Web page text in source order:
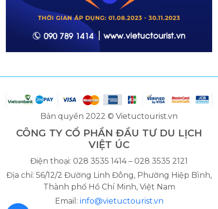
Bản quyền 2022 © Vietuctourist.vn
CÔNG TY CỔ PHẦN ĐẦU TƯ DU LỊCH
VIỆT ÚC
Điện thoại: 028 3535 1414 – 028 3535 2121
Địa chỉ: 56/12/2 Đường Linh Đông, Phường Hiệp Bình,
Thành phố Hồ Chí Minh, Việt Nam
Email: info@vietuctourist.vn